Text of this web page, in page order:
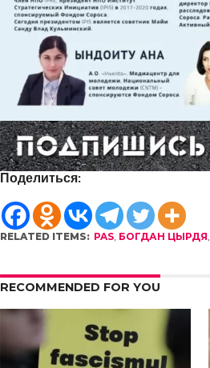
Поделиться:
RELATED ITEMS: PAS, БОГДАН ЦЫРДЯ,
RECOMMENDED FOR YOU